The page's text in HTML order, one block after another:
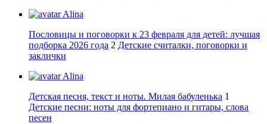
Alina
Пословицы и поговорки к 23 февраля для детей: лучшая
подборка 2026 года 2 Детские считалки, поговорки и
заклички
Alina
Детская песня, текст и ноты. Милая бабуленька 1
Детские песни: ноты для фортепиано и гитары, слова
песен